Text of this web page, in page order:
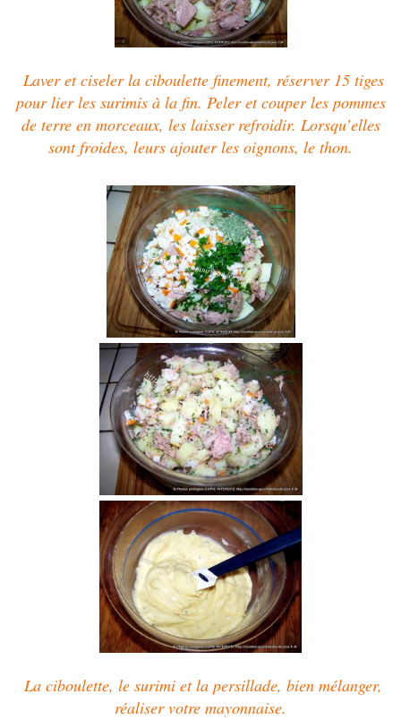
Laver et ciseler la ciboulette finement, réserver 15 tiges
pour lier les surimis à la fin. Peler et couper les pommes
de terre en morceaux, les laisser refroidir. Lorsqu’elles
sont froides, leurs ajouter les oignons, le thon.
La ciboulette, le surimi et la persillade, bien mélanger,
réaliser votre mayonnaise.